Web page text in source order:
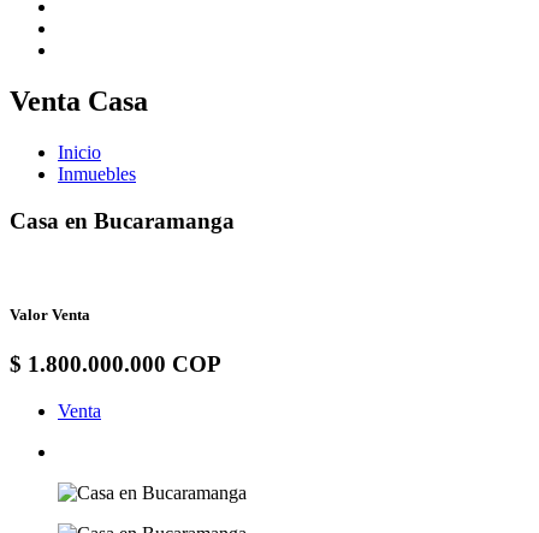
Venta Casa
Inicio
Inmuebles
Casa en Bucaramanga
Valor Venta
$ 1.800.000.000 COP
Venta